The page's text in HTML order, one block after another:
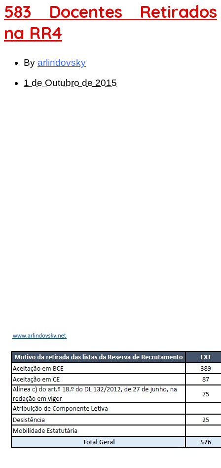
583 Docentes Retirados
na RR4
By arlindovsky
1 de Outubro de 2015